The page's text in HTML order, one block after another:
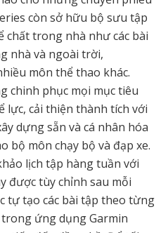
còn sở hữu bộ sưu tập
chất trong nhà như các bài
nhà và ngoài trời,
môn thể thao khác.
chinh phục mọi mục tiêu
lực, cải thiện thành tích với
dựng sẵn và cá nhân hóa
bộ môn chạy bộ và đạp xe.
lịch tập hàng tuần với
được tùy chỉnh sau mỗi
tự tạo các bài tập theo từng
ứng dụng Garmin